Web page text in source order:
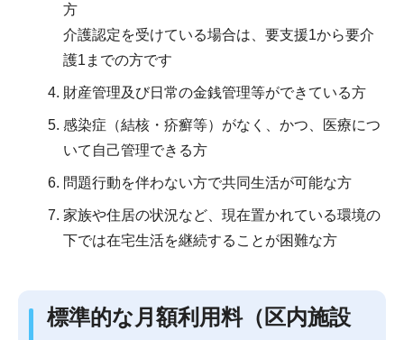
方
介護認定を受けている場合は、要支援1から要介
護1までの方です
財産管理及び日常の金銭管理等ができている方
感染症（結核・疥癬等）がなく、かつ、医療につ
いて自己管理できる方
問題行動を伴わない方で共同生活が可能な方
家族や住居の状況など、現在置かれている環境の
下では在宅生活を継続することが困難な方
標準的な月額利用料（区内施設